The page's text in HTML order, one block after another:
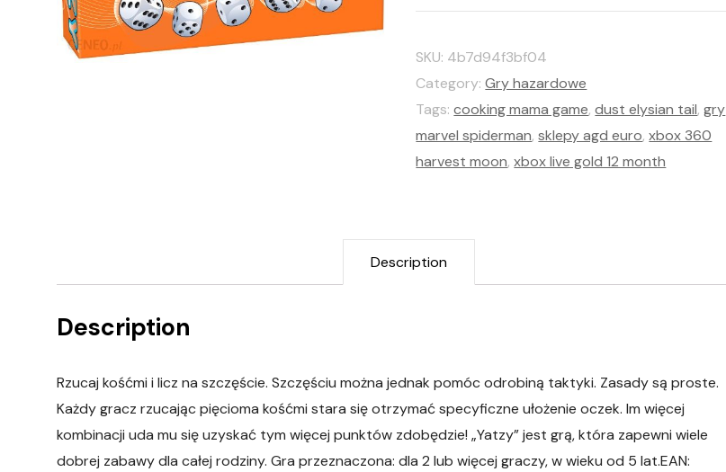
SKU: 4b7d94f3bf04
Category:Gry hazardowe
Tags:cooking mama game,dust elysian tail,gry
marvel spiderman,sklepy agd euro,xbox 360
harvest moon,xbox live gold 12 month
Description
Description
Rzucaj kośćmi i licz na szczęście. Szczęściu można jednak pomóc odrobiną taktyki. Zasady są proste.
Każdy gracz rzucając pięcioma kośćmi stara się otrzymać specyficzne ułożenie oczek. Im więcej
kombinacji uda mu się uzyskać tym więcej punktów zdobędzie! „Yatzy” jest grą, która zapewni wiele
dobrej zabawy dla całej rodziny. Gra przeznaczona: dla 2 lub więcej graczy, w wieku od 5 lat.EAN: